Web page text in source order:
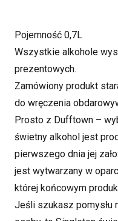
Pojemność 0,7L
Wszystkie alkohole
prezentowych.
Zamówiony produkt
do wręczenia
Prosto z Dufftown –
świetny alkohol jest
pierwszego dnia jej
jest wytwarzany w
której końcowym
Jeśli szukasz pomysłu